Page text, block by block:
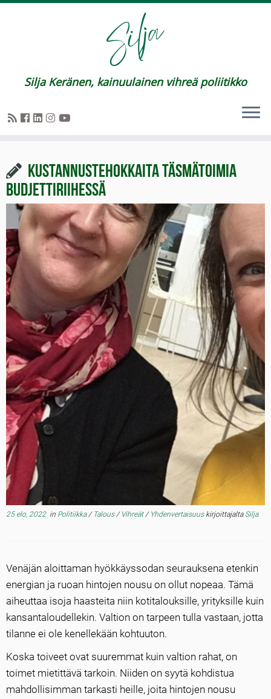
Silja Keränen, kainuulainen vihreä poliitikko
Kustannustehokkaita täsmätoimia
budjettiriihessä
25 elo, 2022in Politiikka/ Talous/ Vihreät/ Yhdenvertaisuus kirjoittajalta Silja
Venäjän aloittaman hyökkäyssodan seurauksena etenkin
energian ja ruoan hintojen nousu on ollut nopeaa. Tämä
aiheuttaa isoja haasteita niin kotitalouksille, yrityksille kuin
kansantaloudellekin. Valtion on tarpeen tulla vastaan, jotta
tilanne ei ole kenellekään kohtuuton.
Koska toiveet ovat suuremmat kuin valtion rahat, on
toimet mietittävä tarkoin. Niiden on syytä kohdistua
mahdollisimman tarkasti heille, joita hintojen nousu